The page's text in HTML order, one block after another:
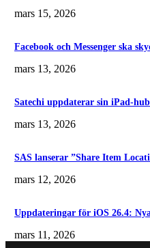
mars 15, 2026
Facebook och Messenger ska
mars 13, 2026
Satechi uppdaterar sin iPad-
mars 13, 2026
SAS lanserar ”Share Item
mars 12, 2026
Uppdateringar för iOS 26.4:
mars 11, 2026